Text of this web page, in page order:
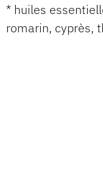
* huiles
romarin, cyprès,